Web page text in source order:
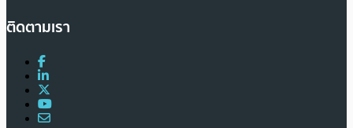
ติดตามเรา